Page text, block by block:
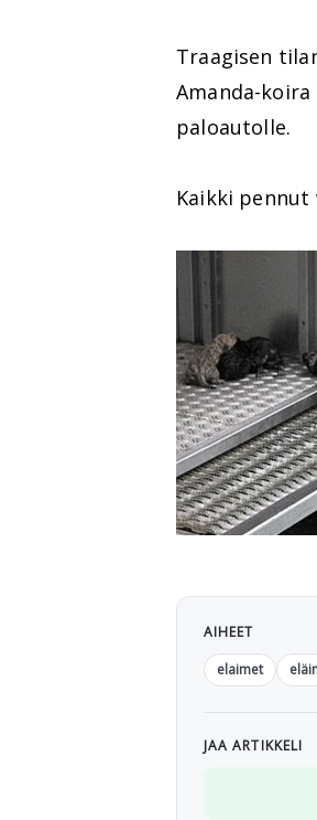
Traagisen
Amanda-
paloautolle.
Kaikki pennut
AIHEET
elaimet
JAA ARTIKKELI